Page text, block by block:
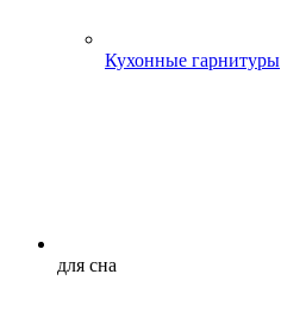
Кухонные гарнитуры
для сна